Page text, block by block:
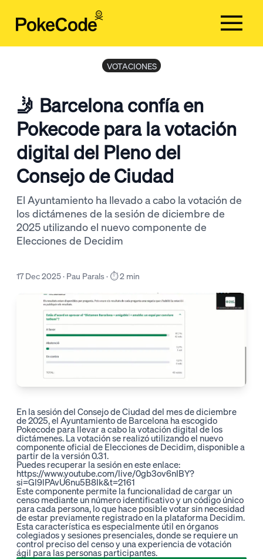
Clients
Equip
Blog
Contacta'ns
CA
CA
ES
EN
VOTACIONES
🤳​ Barcelona confía en
Pokecode para la votación
digital del Pleno del
Consejo de Ciudad
El Ayuntamiento ha llevado a cabo la votación de
los dictámenes de la sesión de diciembre de
2025 utilizando el nuevo componente de
Elecciones de Decidim
17 Dec 2025 · Pau Parals · ⏱️ 2 min
En la sesión del Consejo de Ciudad del mes de diciembre
de 2025, el Ayuntamiento de Barcelona ha escogido
Pokecode para llevar a cabo la votación digital de los
dictámenes. La votación se realizó utilizando el nuevo
componente oficial de Eleccionesde Decidim, disponible a
partir de la versión 0.31.
Puedes recuperar la sesión en este enlace:
https://www.youtube.com/live/0gb3ov6nIBY?
si=Gl9lPAvU6nu5B8Ik&t=2161
Este componente permite la funcionalidad de cargar un
censo mediante un número identificativo y un código único
para cada persona, lo que hace posible votar sin necesidad
de estar previamente registrado en la plataforma Decidim.
Esta característica es especialmente útil en órganos
colegiados y sesiones presenciales, donde se requiere un
control preciso del censo y una experiencia de votación
ágil para las personas participantes.